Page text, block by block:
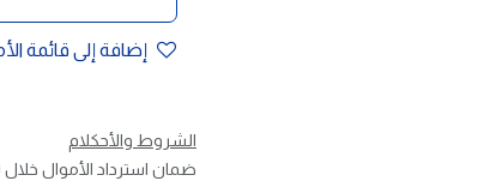
إضافة إلى قائمة
الشروط والأحكلام
ضمان استرداد الأموال خلال 30 يوم